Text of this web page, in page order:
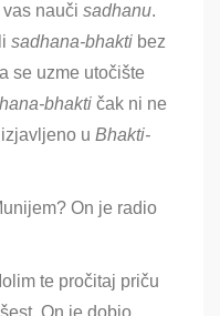
nauči sadhanu.
sadhana-bhakti bez
se uzme utočište
bhakti čak ni ne
u Bhakti-
On je radio
te pročitaj priču